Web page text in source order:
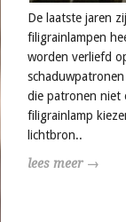
De laatste jaren
filigrainlampen
worden verliefd
die patronen niet
filigrainlamp
lichtbron..
lees meer →